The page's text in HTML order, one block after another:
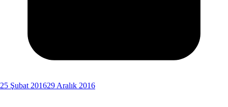
25 Şubat 201629 Aralık 2016